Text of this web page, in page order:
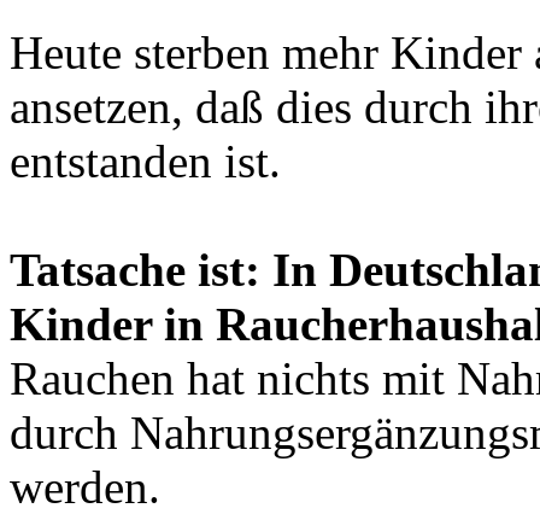
Heute sterben mehr
ansetzen, daß dies durch
entstanden ist.
Tatsache ist: In
Kinder in
Rauchen hat nichts mit
durch
werden.